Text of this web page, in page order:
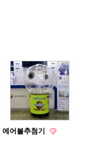
에어볼추첨기